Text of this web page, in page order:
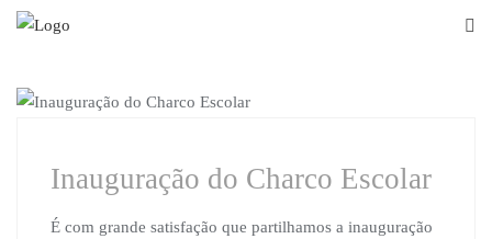
Skip
Inauguração do Charco Escolar
É com grande satisfação que partilhamos a inauguração